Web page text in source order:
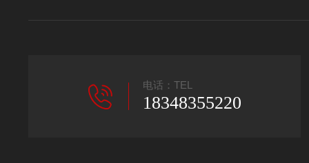
电话：TEL
18348355220